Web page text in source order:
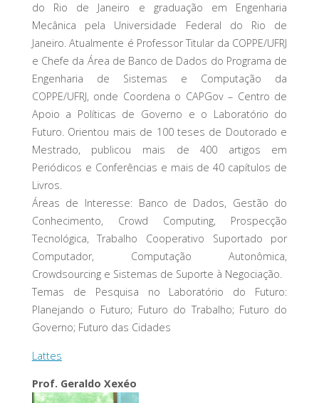
do Rio de Janeiro e graduação em Engenharia
Mecânica pela Universidade Federal do Rio de
Janeiro. Atualmente é Professor Titular da COPPE/UFRJ
e Chefe da Área de Banco de Dados do Programa de
Engenharia de Sistemas e Computação da
COPPE/UFRJ, onde Coordena o CAPGov – Centro de
Apoio a Políticas de Governo e o Laboratório do
Futuro. Orientou mais de 100 teses de Doutorado e
Mestrado, publicou mais de 400 artigos em
Periódicos e Conferências e mais de 40 capítulos de
Livros.
Áreas de Interesse: Banco de Dados, Gestão do
Conhecimento, Crowd Computing, Prospecção
Tecnológica, Trabalho Cooperativo Suportado por
Computador, Computação Autonômica,
Crowdsourcing e Sistemas de Suporte à Negociação.
Temas de Pesquisa no Laboratório do Futuro:
Planejando o Futuro; Futuro do Trabalho; Futuro do
Governo; Futuro das Cidades
Lattes
Prof. Geraldo Xexéo